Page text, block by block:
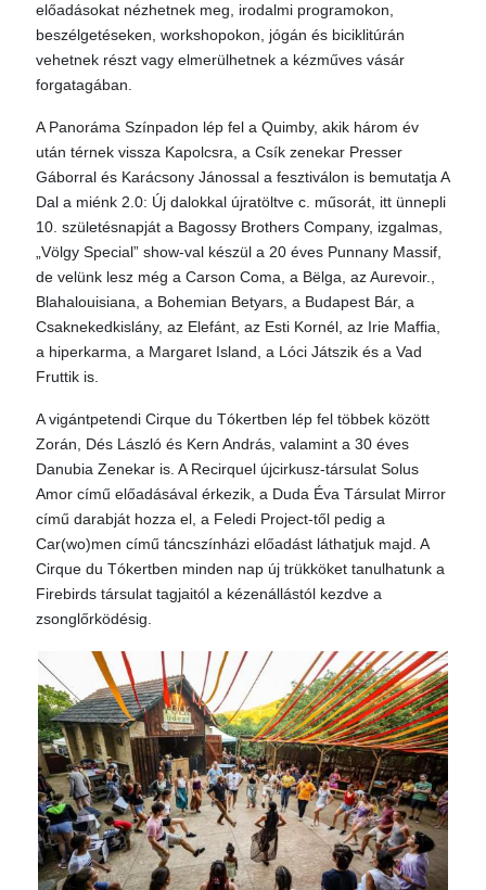
előadásokat nézhetnek meg, irodalmi programokon,
beszélgetéseken, workshopokon, jógán és biciklitúrán
vehetnek részt vagy elmerülhetnek a kézműves vásár
forgatagában.
A Panoráma Színpadon lép fel a Quimby, akik három év
után térnek vissza Kapolcsra, a Csík zenekar Presser
Gáborral és Karácsony Jánossal a fesztiválon is bemutatja A
Dal a miénk 2.0: Új dalokkal újratöltve c. műsorát, itt ünnepli
10. születésnapját a Bagossy Brothers Company, izgalmas,
„Völgy Special” show-val készül a 20 éves Punnany Massif,
de velünk lesz még a Carson Coma, a Bëlga, az Aurevoir.,
Blahalouisiana, a Bohemian Betyars, a Budapest Bár, a
Csaknekedkislány, az Elefánt, az Esti Kornél, az Irie Maffia,
a hiperkarma, a Margaret Island, a Lóci Játszik és a Vad
Fruttik is.
A vigántpetendi Cirque du Tókertben lép fel többek között
Zorán, Dés László és Kern András, valamint a 30 éves
Danubia Zenekar is. A Recirquel újcirkusz-társulat Solus
Amor című előadásával érkezik, a Duda Éva Társulat Mirror
című darabját hozza el, a Feledi Project-től pedig a
Car(wo)men című táncszínházi előadást láthatjuk majd. A
Cirque du Tókertben minden nap új trükköket tanulhatunk a
Firebirds társulat tagjaitól a kézenállástól kezdve a
zsonglőrködésig.